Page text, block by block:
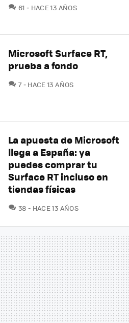
61 COMENTARIOS
HACE 13 AÑOS
Microsoft Surface RT,
prueba a fondo
7COMENTARIOS
HACE 13 AÑOS
La apuesta de Microsoft
llega a España: ya
puedes comprar tu
Surface RT incluso en
tiendas físicas
38 COMENTARIOS
HACE 13 AÑOS